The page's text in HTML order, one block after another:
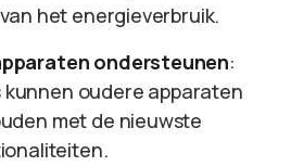
het energieverbruik.
ondersteunen:
kunnen oudere apparaten
met de nieuwste